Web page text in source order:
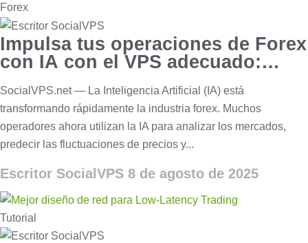
Forex
Impulsa tus operaciones de Forex
con IA con el VPS adecuado:
SocialVPS.net — La Inteligencia Artificial (IA) está
transformando rápidamente la industria forex. Muchos
operadores ahora utilizan la IA para analizar los mercados,
predecir las fluctuaciones de precios y...
Escritor SocialVPS 8 de agosto de 2025
Tutorial